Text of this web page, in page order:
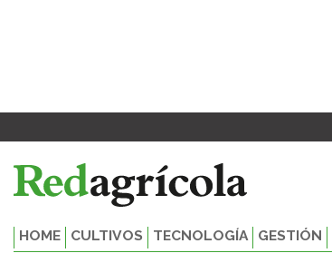
HOME CULTIVOS TECNOLOGÍA GESTIÓN